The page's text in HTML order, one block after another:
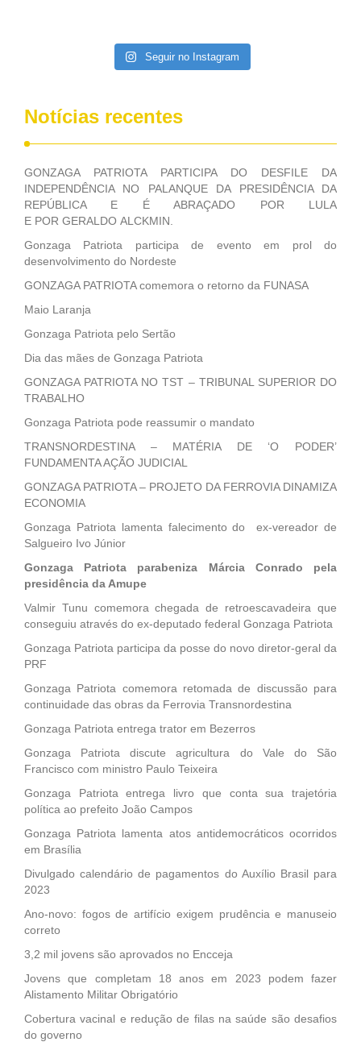
Seguir no Instagram
Notícias recentes
GONZAGA PATRIOTA PARTICIPA DO DESFILE DA
INDEPENDÊNCIA NO PALANQUE DA PRESIDÊNCIA DA
REPÚBLICA E É ABRAÇADO POR LULA
E POR GERALDO ALCKMIN.
Gonzaga Patriota participa de evento em prol do
desenvolvimento do Nordeste
GONZAGA PATRIOTA comemora o retorno da FUNASA
Maio Laranja
Gonzaga Patriota pelo Sertão
Dia das mães de Gonzaga Patriota
GONZAGA PATRIOTA NO TST – TRIBUNAL SUPERIOR DO
TRABALHO
Gonzaga Patriota pode reassumir o mandato
TRANSNORDESTINA – MATÉRIA DE ‘O PODER’
FUNDAMENTA AÇÃO JUDICIAL
GONZAGA PATRIOTA – PROJETO DA FERROVIA DINAMIZA
ECONOMIA
Gonzaga Patriota lamenta falecimento do ex-vereador de
Salgueiro Ivo Júnior
Gonzaga Patriota parabeniza Márcia Conrado pela
presidência da Amupe
Valmir Tunu comemora chegada de retroescavadeira que
conseguiu através do ex-deputado federal Gonzaga Patriota
Gonzaga Patriota participa da posse do novo diretor-geral da
PRF
Gonzaga Patriota comemora retomada de discussão para
continuidade das obras da Ferrovia Transnordestina
Gonzaga Patriota entrega trator em Bezerros
Gonzaga Patriota discute agricultura do Vale do São
Francisco com ministro Paulo Teixeira
Gonzaga Patriota entrega livro que conta sua trajetória
política ao prefeito João Campos
Gonzaga Patriota lamenta atos antidemocráticos ocorridos
em Brasília
Divulgado calendário de pagamentos do Auxílio Brasil para
2023
Ano-novo: fogos de artifício exigem prudência e manuseio
correto
3,2 mil jovens são aprovados no Encceja
Jovens que completam 18 anos em 2023 podem fazer
Alistamento Militar Obrigatório
Cobertura vacinal e redução de filas na saúde são desafios
do governo